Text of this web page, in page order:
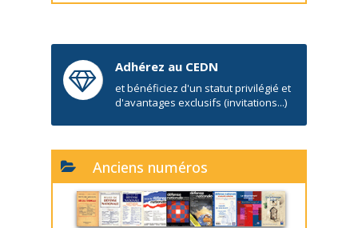
Adhérez au CEDN
et bénéficiez d'un statut privilégié et
d'avantages exclusifs (invitations...)
Anciens numéros